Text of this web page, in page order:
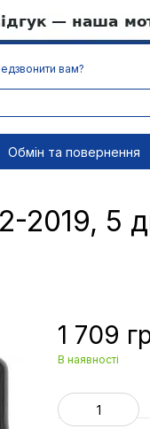
вам?
Обмін та повернення
2019, 5
1 709
В наявності